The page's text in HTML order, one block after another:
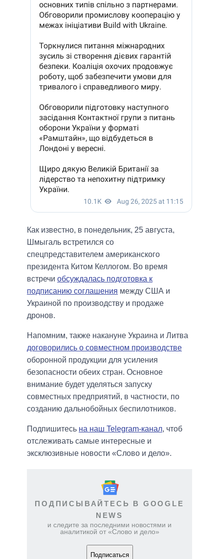
Как известно, в понедельник, 25 августа,
Шмыгаль встретился со
спецпредставителем американского
президента Китом Келлогом. Во время
встречи обсуждалась подготовка к
подписанию соглашения между США и
Украиной по производству и продаже
дронов.
Напомним, также накануне Украина и Литва
договорились о совместном производстве
оборонной продукции для усиления
безопасности обеих стран. Основное
внимание будет уделяться запуску
совместных предприятий, в частности, по
созданию дальнобойных беспилотников.
Подпишитесь на наш Telegram-канал, чтоб
отслеживать самые интересные и
эксклюзивные новости «Слово и дело».
ПОДПИСЫВАЙТЕСЬ В GOOGLE
NEWS
и следите за последними новостями и
аналитикой от «Слово и дело»
Подписаться